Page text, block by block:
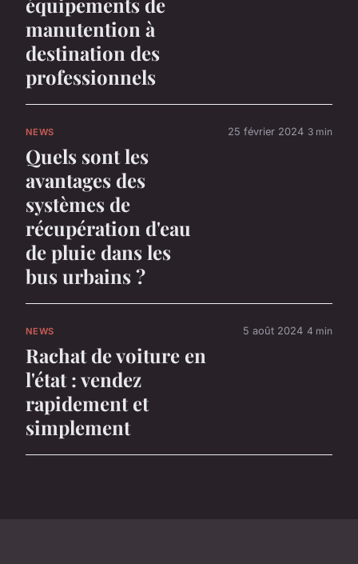
manutention à
destination des
professionnels
NEWS
Quels sont les
avantages des
systèmes de
récupération d'eau
de pluie dans les
bus urbains ?
25 février 2024 3 min
NEWS
Rachat de voiture en
l'état : vendez
rapidement et
simplement
5 août 2024 4 min